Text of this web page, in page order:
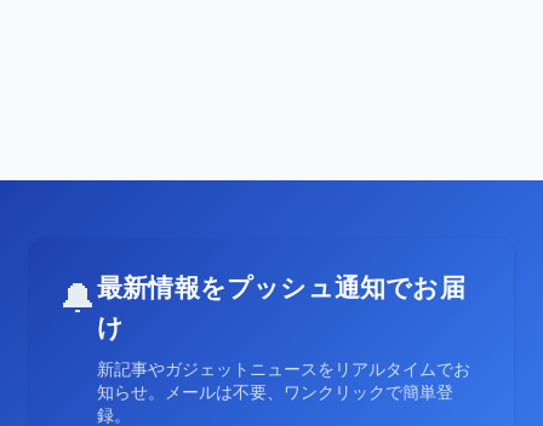
🔔最新情報をプッシュ通知でお届
け
新記事やガジェットニュースをリアルタイムでお
知らせ。メールは不要、ワンクリックで簡単登
録。